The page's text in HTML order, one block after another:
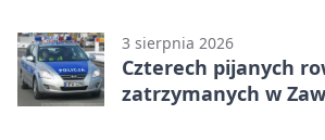
3 sierpnia 2026
Czterech pijanych
zatrzymanych w